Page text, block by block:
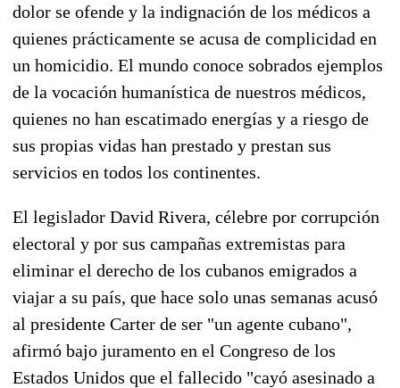
dolor se ofende y la indignación de los médicos a
quienes prácticamente se acusa de complicidad en
un homicidio. El mundo conoce sobrados ejemplos
de la vocación humanística de nuestros médicos,
quienes no han escatimado energías y a riesgo de
sus propias vidas han prestado y prestan sus
servicios en todos los continentes.
El legislador David Rivera, célebre por corrupción
electoral y por sus campañas extremistas para
eliminar el derecho de los cubanos emigrados a
viajar a su país, que hace solo unas semanas acusó
al presidente Carter de ser "un agente cubano",
afirmó bajo juramento en el Congreso de los
Estados Unidos que el fallecido "cayó asesinado a